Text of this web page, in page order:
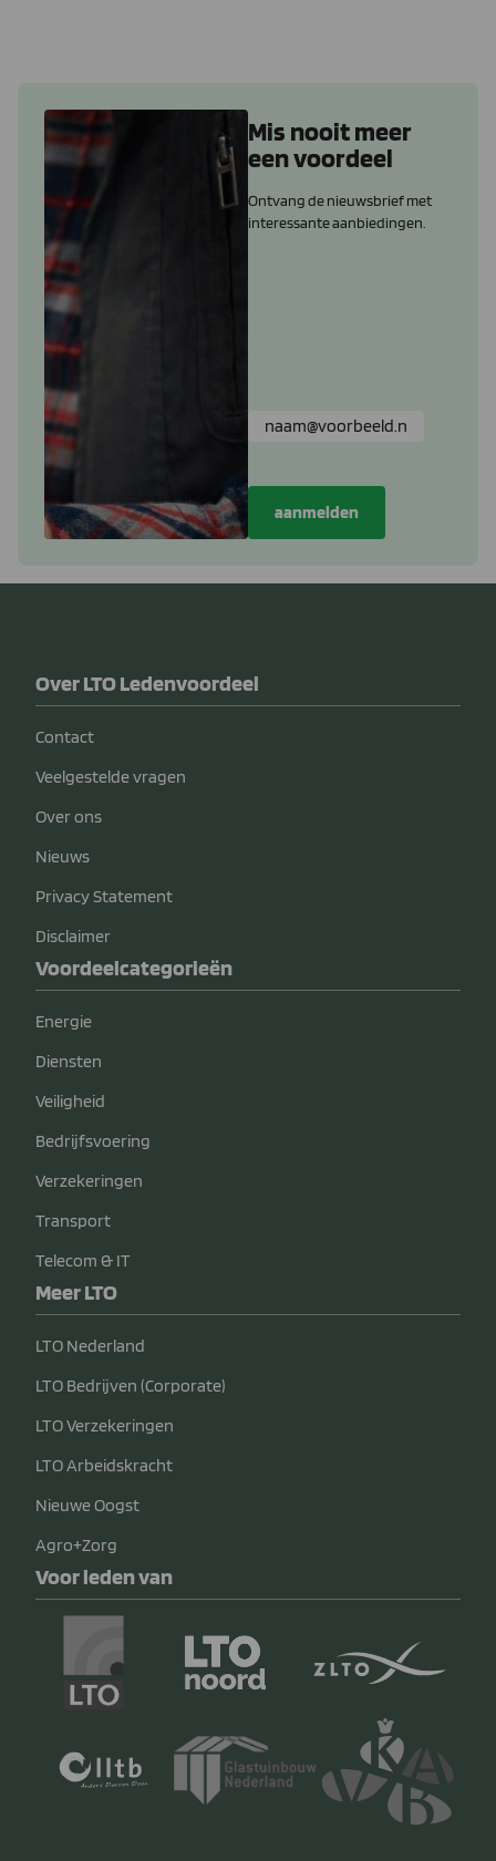
Mis nooit meer
een voordeel
Ontvang de nieuwsbrief met
interessante aanbiedingen.
Over LTO Ledenvoordeel
Contact
Veelgestelde vragen
Over ons
Nieuws
Privacy Statement
Disclaimer
Voordeelcategorieën
Energie
Diensten
Veiligheid
Bedrijfsvoering
Verzekeringen
Transport
Telecom & IT
Meer LTO
LTO Nederland
LTO Bedrijven (Corporate)
LTO Verzekeringen
LTO Arbeidskracht
Nieuwe Oogst
Agro+Zorg
Voor leden van